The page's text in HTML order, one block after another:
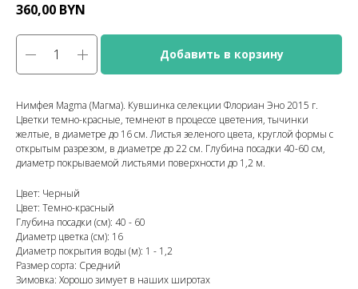
360,00 BYN
Добавить в корзину
Нимфея Magma (Магма). Кувшинка селекции Флориан Эно 2015 г.
Цветки темно-красные, темнеют в процессе цветения, тычинки
желтые, в диаметре до 16 см. Листья зеленого цвета, круглой формы с
открытым разрезом, в диаметре до 22 см. Глубина посадки 40-60 см,
диаметр покрываемой листьями поверхности до 1,2 м.
Цвет: Черный
Цвет: Темно-красный
Глубина посадки (см): 40 - 60
Диаметр цветка (см): 16
Диаметр покрытия воды (м): 1 - 1,2
Размер сорта: Средний
Зимовка: Хорошо зимует в наших широтах